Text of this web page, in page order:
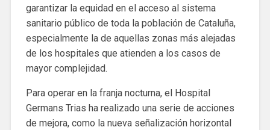
garantizar la equidad en el acceso al sistema
sanitario público de toda la población de Cataluña,
especialmente la de aquellas zonas más alejadas
de los hospitales que atienden a los casos de
mayor complejidad.
Para operar en la franja nocturna, el Hospital
Germans Trias ha realizado una serie de acciones
de mejora, como la nueva señalización horizontal